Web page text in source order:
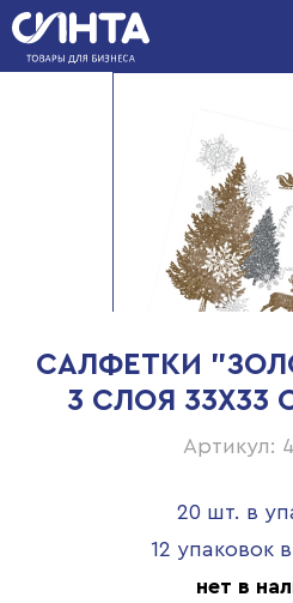
САЛФЕТКИ
3 СЛОЯ 33Х33
Артикул:
20 шт. в
12 упаковок
нет в